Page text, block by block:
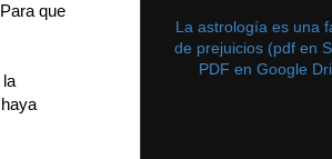
que
La astrología es una
de prejuicios (pdf en
PDF en Google